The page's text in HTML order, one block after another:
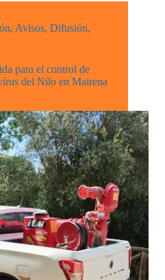
, Avisos, Difusión,
para el control de
del Nilo en Mairena